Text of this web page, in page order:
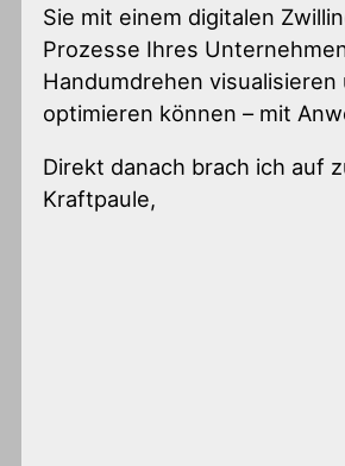
Sie mit einem digitalen
Prozesse Ihres
Handumdrehen visualisieren
optimieren können – mit
Direkt danach brach ich auf
Kraftpaule,